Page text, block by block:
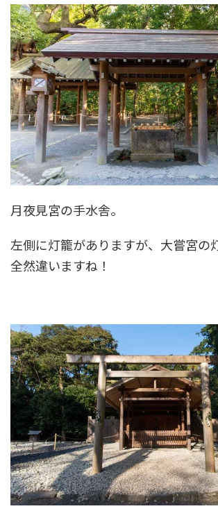
月夜見宮の手水舎。
左側に灯籠がありますが、大嘗宮の
全然違いますね！